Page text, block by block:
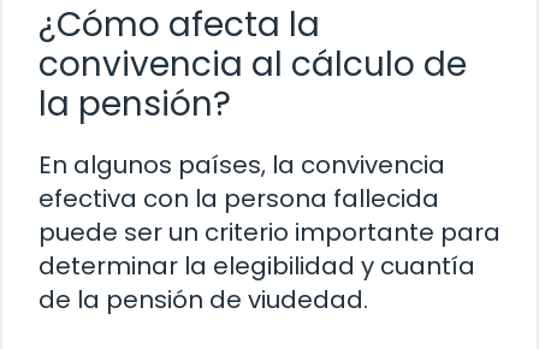
¿Cómo afecta la
convivencia al cálculo de
la pensión?
En algunos países, la convivencia
efectiva con la persona fallecida
puede ser un criterio importante para
determinar la elegibilidad y cuantía
de la pensión de viudedad.